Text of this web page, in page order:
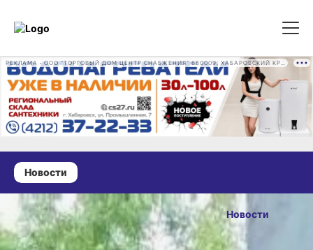
Новости
03 июня 2026 г., 12:17
Юные
спасатели
Новости